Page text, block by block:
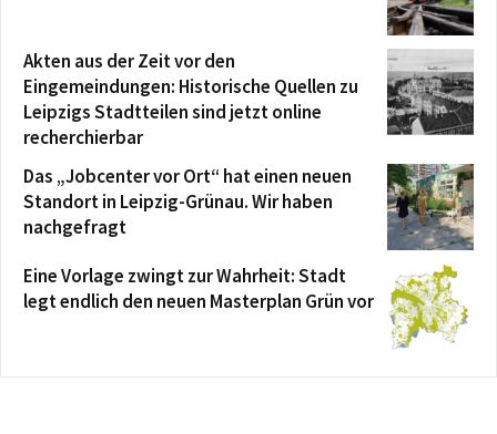
Akten aus der Zeit vor den
Eingemeindungen: Historische Quellen zu
Leipzigs Stadtteilen sind jetzt online
recherchierbar
Das „Jobcenter vor Ort“ hat einen neuen
Standort in Leipzig-Grünau. Wir haben
nachgefragt
Eine Vorlage zwingt zur Wahrheit: Stadt
legt endlich den neuen Masterplan Grün vor